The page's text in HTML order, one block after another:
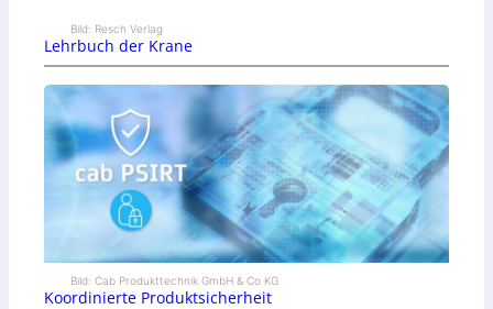
Bild: Resch Verlag
Lehrbuch der Krane
Bild: Cab Produkttechnik GmbH & Co KG
Koordinierte Produktsicherheit